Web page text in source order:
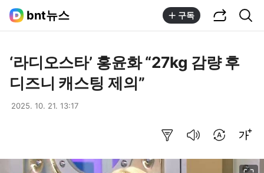
bnt뉴스 구독
‘라디오스타’ 홍윤화 “27kg 감량 후
디즈니 캐스팅 제의”
2025. 10. 21. 13:17